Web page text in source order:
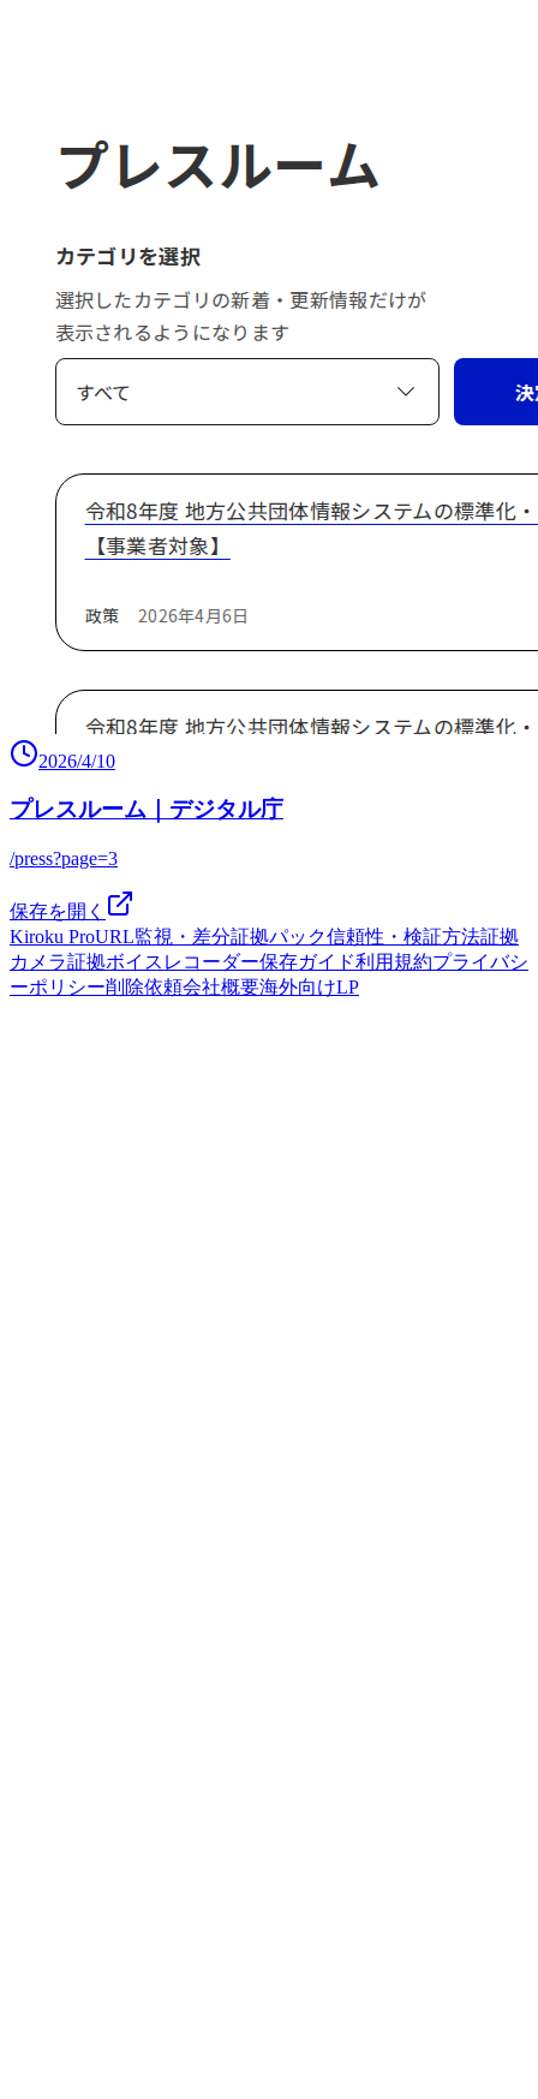
2026/4/10
プレスルーム｜デジタル庁
/press?page=3
保存を開く
Kiroku ProURL監視・差分証拠パック信頼性・検証方法証拠
カメラ証拠ボイスレコーダー保存ガイド利用規約プライバシ
ーポリシー削除依頼会社概要海外向けLP